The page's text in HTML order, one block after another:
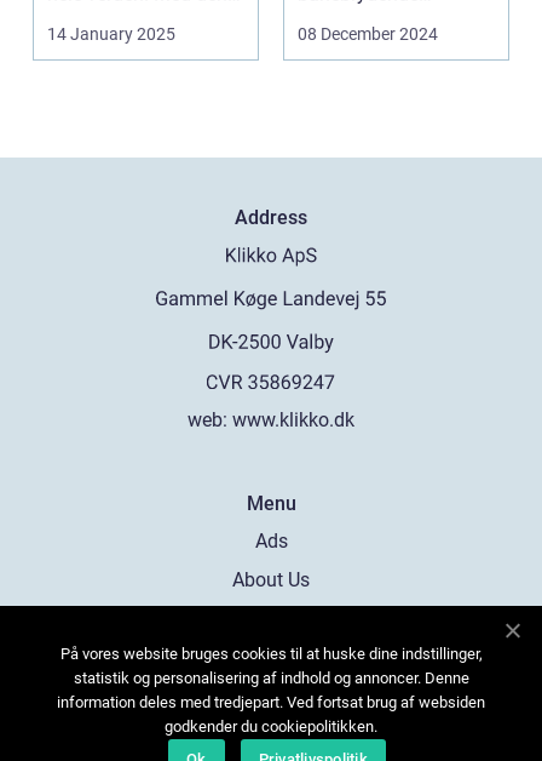
teknolog...
14 January 2025
innovation inden for
08 December 2024
Address
web: www.klikko.dk
Menu
Ads
About Us
Contact
Sitemap
På vores website bruges cookies til at huske dine indstillinger,
statistik og personalisering af indhold og annoncer. Denne
information deles med tredjepart. Ved fortsat brug af websiden
godkender du cookiepolitikken.